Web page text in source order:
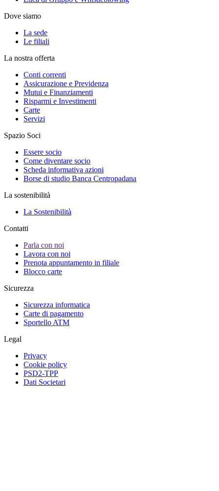
Dove siamo
La sede
Le filiali
La nostra offerta
Conti correnti
Assicurazione e Previdenza
Mutui e Finanziamenti
Risparmi e Investimenti
Carte
Servizi
Spazio Soci
Essere socio
Come diventare socio
Scheda informativa azioni
Borse di studio Banca Centropadana
La sostenibilità
La Sostenibilità
Contatti
Parla con noi
Lavora con noi
Prenota appuntamento in filiale
Blocco carte
Sicurezza
Sicurezza informatica
Carte di pagamento
Sportello ATM
Legal
Privacy
Cookie policy
PSD2-TPP
Dati Societari